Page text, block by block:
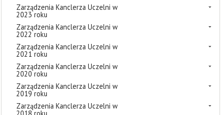
Zarządzenia Kanclerza Uczelni w
2023 roku
Zarządzenia Kanclerza Uczelni w
2022 roku
Zarządzenia Kanclerza Uczelni w
2021 roku
Zarządzenia Kanclerza Uczelni w
2020 roku
Zarządzenia Kanclerza Uczelni w
2019 roku
Zarządzenia Kanclerza Uczelni w